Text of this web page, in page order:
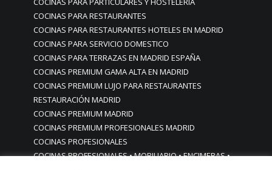
COCINAS PARA RESTAURANTES
COCINAS PARA RESTAURANTES HOTELES EN MADRID
COCINAS PARA SERVICIO DOMESTICO
COCINAS PARA TERRAZAS EN MADRID ESPAÑA
COCINAS PREMIUM GAMA ALTA EN MADRID
COCINAS PREMIUM LUJO PARA RESTAURANTES
RESTAURACIÓN MADRID
COCINAS PREMIUM MADRID
COCINAS PREMIUM PROFESIONALES MADRID
COCINAS PROFESIONALES
COCINAS PROFESIONALES • MOBILIARIO • ENCIMERAS •